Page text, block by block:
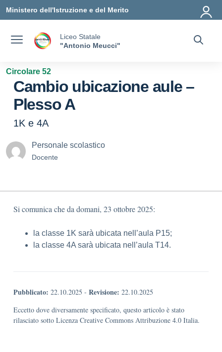
Ministero dell'Istruzione e del Merito
Liceo Statale
"Antonio Meucci"
Circolare 52
Cambio ubicazione aule –
Plesso A
1K e 4A
Personale scolastico
Docente
Si comunica che da domani, 23 ottobre 2025:
la classe 1K sarà ubicata nell’aula P15;
la classe 4A sarà ubicata nell’aula T14.
Pubblicato: 22.10.2025 - Revisione: 22.10.2025
Eccetto dove diversamente specificato, questo articolo è stato
rilasciato sotto Licenza Creative Commons Attribuzione 4.0 Italia.